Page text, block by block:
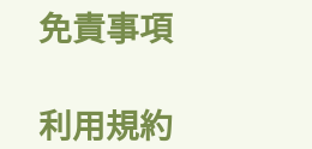
免責事項
利用規約